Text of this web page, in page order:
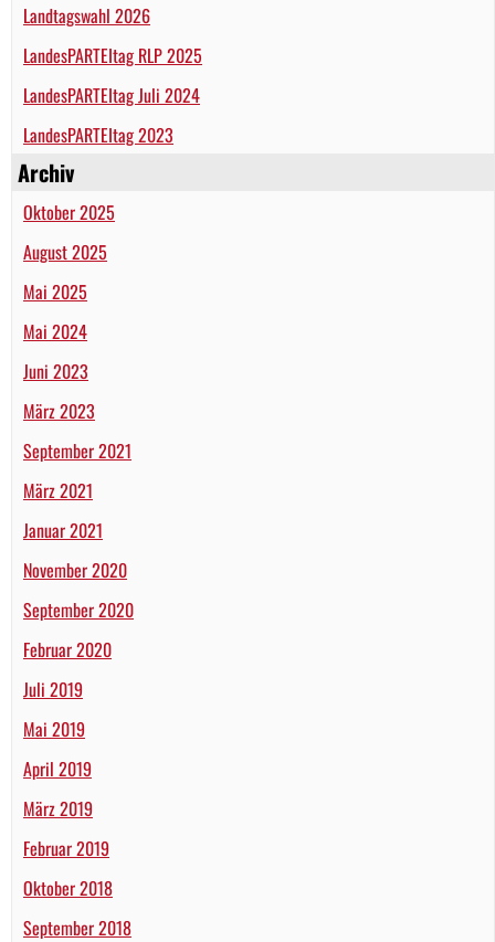
Landtagswahl 2026
LandesPARTEItag RLP 2025
LandesPARTEItag Juli 2024
LandesPARTEItag 2023
Archiv
Oktober 2025
August 2025
Mai 2025
Mai 2024
Juni 2023
März 2023
September 2021
März 2021
Januar 2021
November 2020
September 2020
Februar 2020
Juli 2019
Mai 2019
April 2019
März 2019
Februar 2019
Oktober 2018
September 2018